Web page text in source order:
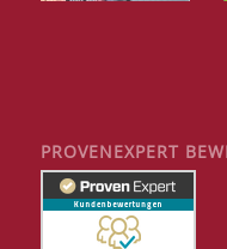
PROVENEXPERT